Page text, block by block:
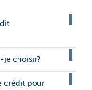
je choisir?
crédit pour